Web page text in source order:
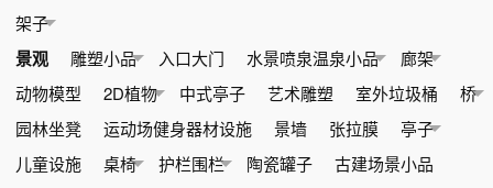
架子
景观 雕塑小品 入口大门 水景喷泉温泉小品
廊架
动物模型
2D植物 中式亭子 艺术雕塑 室外垃圾桶
桥
园林坐凳
运动场健身器材设施 景墙 张拉膜
亭子
儿童设施
桌椅 护栏围栏 陶瓷罐子
古建场景小品